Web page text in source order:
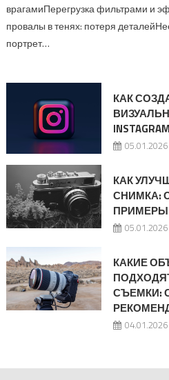
врагамиПерегрузка фильтрами и
провалы в тенях: потеря
портрет…
КАК
05.01.2026
КАК
СНИМКА:
ПРИМЕРЫ
05.01.2026
КАКИЕ
СЪЕМКИ:
04.01.2026